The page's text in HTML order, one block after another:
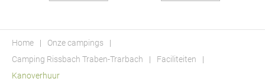
Home
Onze campings
Camping Rissbach Traben-Trarbach
Faciliteiten
Kanoverhuur